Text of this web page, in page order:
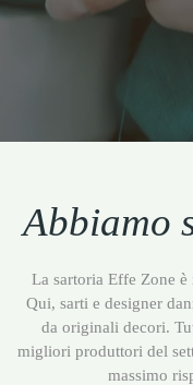
Abbiamo
La sartoria Effe Zone
Qui, sarti e designer
da originali decori.
migliori produttori del
massimo